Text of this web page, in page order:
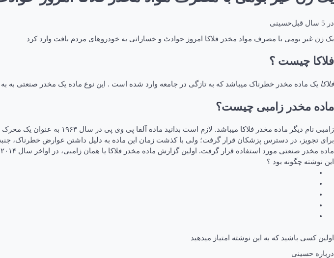
در 5 سال قبل
حسینی
یک زن غیر بومی با مصرف مواد مخدر فلاکا امروز حوادث و خساراتی به خودروهای مردم بافت وارد کرد
فلاکا چیست ؟
فلاکا یک ماده مخدر خطرناک میباشد که به تازگی در جامعه وارد شده است . این نوع ماده یک مخدر صنعتی به
ماده مخدر زامبی چیست؟
زامبی نام دیگر ماده مخدر
برای تجویز، در دسترس پزشکان قرار گرفت؛ ولی با کذشت زمان این ماده به دلیل داشتن عوارض خطرناک،
ماده مخدر صنعتی مورد استفاده قرار گرفت. اولین گزارش ماده مخدر فلاکا یا همان زامبی، در اواخر سال ۲۰۱۴، توسط پلیس، بیمارستان و نیروی‌های نجات آتش‌نشانی در ایالت فلوریدای آمریکا ارائه شد.
این نوشته چگونه بود ؟
اولین کسی باشید که به این نوشته امتیاز میدهید
درباره حسینی